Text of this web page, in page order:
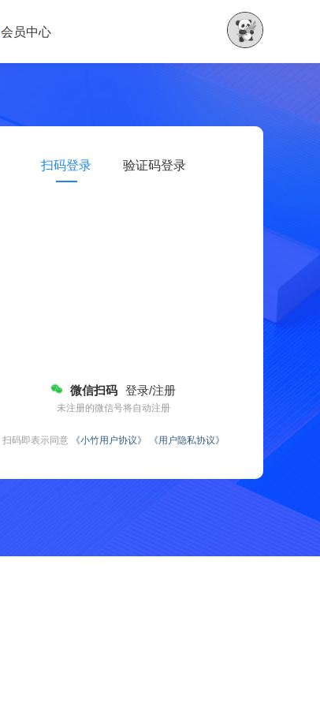
会员中心
扫码登录 验证码登录
微信扫码 登录/注册
未注册的微信号将自动注册
扫码即表示同意 《小竹用户协议》 《用户隐私协议》